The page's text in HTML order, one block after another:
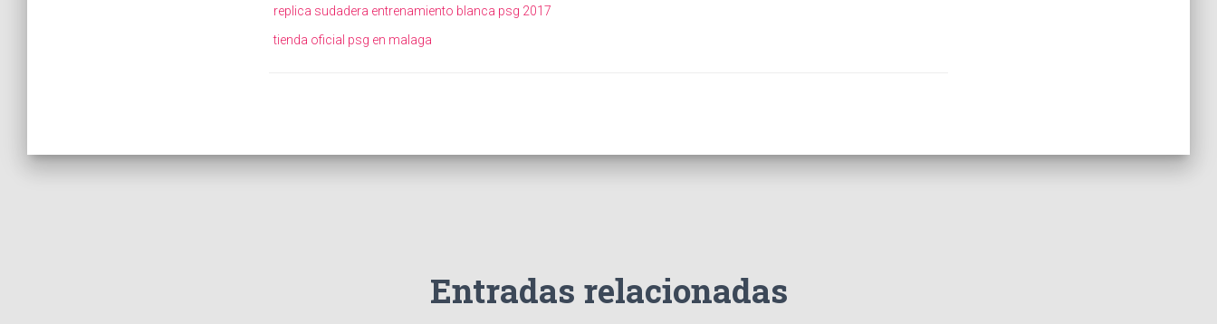
replica sudadera entrenamiento blanca psg 2017
tienda oficial psg en malaga
Entradas relacionadas